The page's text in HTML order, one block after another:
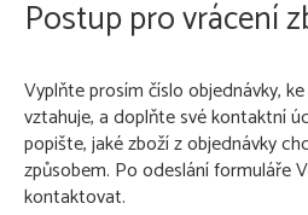
Postup pro vrácení
Vyplňte prosím číslo objednávky,
vztahuje, a doplňte své kontaktní
popište, jaké zboží z objednávky
způsobem. Po odeslání formuláře
kontaktovat.